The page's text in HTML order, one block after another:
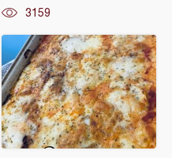
3159